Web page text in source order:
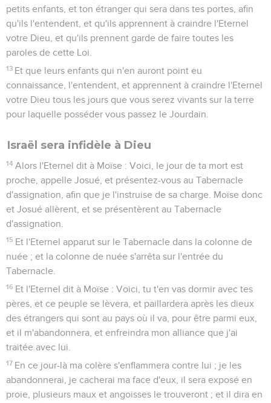
petits enfants, et ton étranger qui sera dans tes portes, afin
qu'ils l'entendent, et qu'ils apprennent à craindre l'Eternel
votre Dieu, et qu'ils prennent garde de faire toutes les
paroles de cette Loi.
13 Et que leurs enfants qui n'en auront point eu
connaissance, l'entendent, et apprennent à craindre l'Eternel
votre Dieu tous les jours que vous serez vivants sur la terre
pour laquelle posséder vous passez le Jourdain.
Israël sera infidèle à Dieu
14 Alors l'Eternel dit à Moïse : Voici, le jour de ta mort est
proche, appelle Josué, et présentez-vous au Tabernacle
d'assignation, afin que je l'instruise de sa charge. Moïse donc
et Josué allèrent, et se présentèrent au Tabernacle
d'assignation.
15 Et l'Eternel apparut sur le Tabernacle dans la colonne de
nuée ; et la colonne de nuée s'arrêta sur l'entrée du
Tabernacle.
16 Et l'Eternel dit à Moïse : Voici, tu t'en vas dormir avec tes
pères, et ce peuple se lèvera, et paillardera après les dieux
des étrangers qui sont au pays où il va, pour être parmi eux,
et il m'abandonnera, et enfreindra mon alliance que j'ai
traitée avec lui.
17 En ce jour-là ma colère s'enflammera contre lui ; je les
abandonnerai, je cacherai ma face d'eux, il sera exposé en
proie, plusieurs maux et angoisses le trouveront ; et il dira en